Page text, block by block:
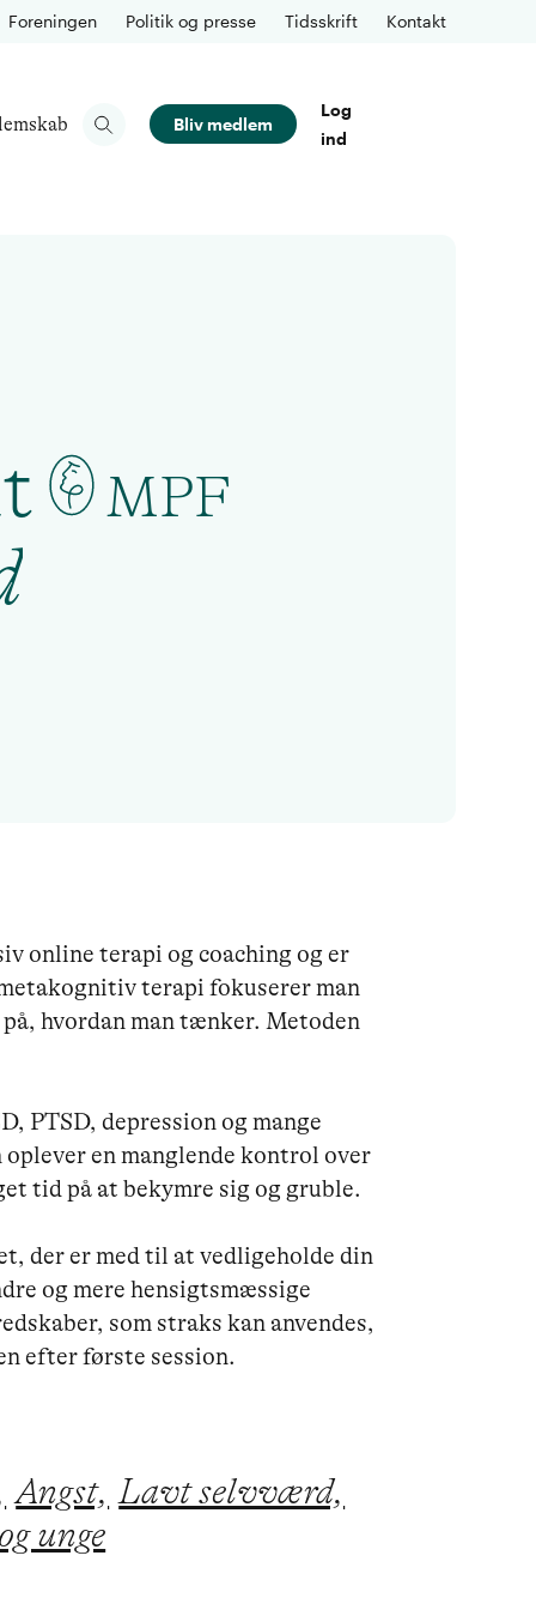
Foreningen Politik og presse Tidsskrift Kontakt
Bliv medlem
Log
ind
MPF
online terapi og coaching og er
terapi fokuserer man
hvordan man tænker. Metoden
PTSD, depression og mange
en manglende kontrol over
tid på at bekymre sig og gruble.
der er med til at vedligeholde din
og mere hensigtsmæssige
som straks kan anvendes,
Angst, Lavt selvværd,
unge